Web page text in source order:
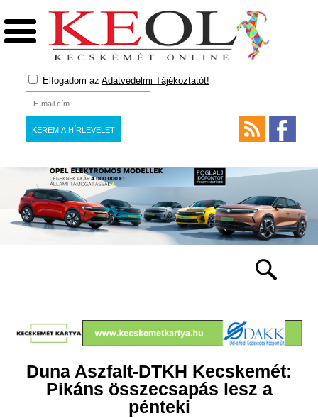
Elfogadom az Adatvédelmi Tájékoztatót!
Duna Aszfalt-DTKH Kecskemét:
Pikáns összecsapás lesz a
pénteki